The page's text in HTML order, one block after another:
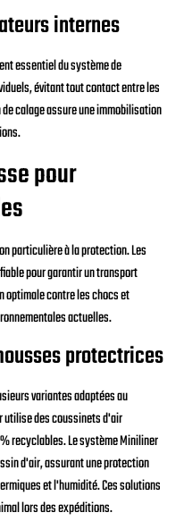
internes
essentiel du système de
évitant tout contact entre les
calage assure une immobilisation
pour
particulière à la protection. Les
pour garantir un transport
optimale contre les chocs et
actuelles.
protectrices
variantes adaptées au
utilise des coussinets d'air
recyclables. Le système Miniliner
d'air, assurant une protection
et l'humidité. Ces solutions
lors des expéditions.